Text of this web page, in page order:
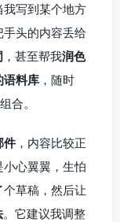
我写到某个地方
头的内容丢给
，甚至帮我润色
语料库 ，随时
合。
件，内容比较正
心翼翼，生怕
草稿，然后让
。它建议我调整